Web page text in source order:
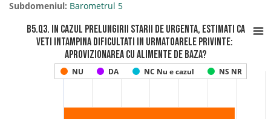
Subdomeniul: Barometrul 5
B5.Q3. In cazul prelungirii starii de urgenta, estimati ca
veti intampina dificultati in urmatoarele privinte:
Aprovizionarea cu alimente de baza?
NU DA NC Nu e cazul NS NR